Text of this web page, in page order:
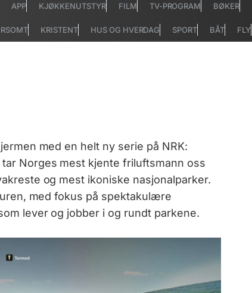
APP KJØKKENUTSTYR FILM TV-PROGRAM BØKER
KRISTENT HUS OG HVERDAG SPORT BÅT FLY
med en helt ny serie på NRK:
Norges mest kjente friluftsmann oss
og mest ikoniske nasjonalparker.
med fokus på spektakulære
lever og jobber i og rundt parkene.